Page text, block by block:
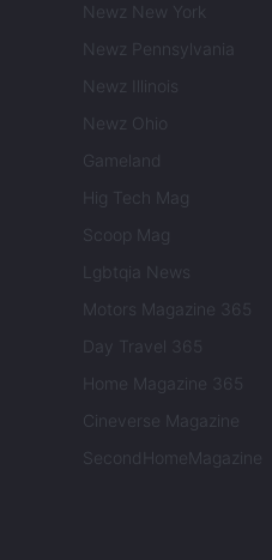
Newz New York
Newz Pennsylvania
Newz Illinois
Newz Ohio
Gameland
Hig Tech Mag
Scoop Mag
Lgbtqia News
Motors Magazine 365
Day Travel 365
Home Magazine 365
Cineverse Magazine
SecondHomeMagazine